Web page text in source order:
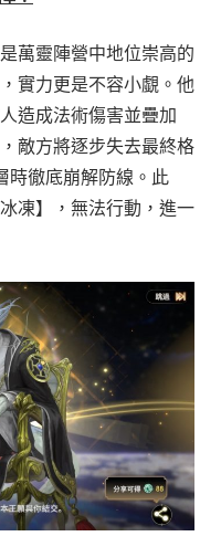
萬靈陣營中地位崇高的
實力更是不容小覷。他
造成法術傷害並疊加
敵方將逐步失去最終格
時徹底崩解防線。此
凍】，無法行動，進一